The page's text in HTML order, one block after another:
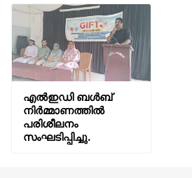
എൽഇഡി ബൾബ്
നിർമ്മാണത്തിൽ
പരിശീലനം
സംഘടിപ്പിച്ചു.